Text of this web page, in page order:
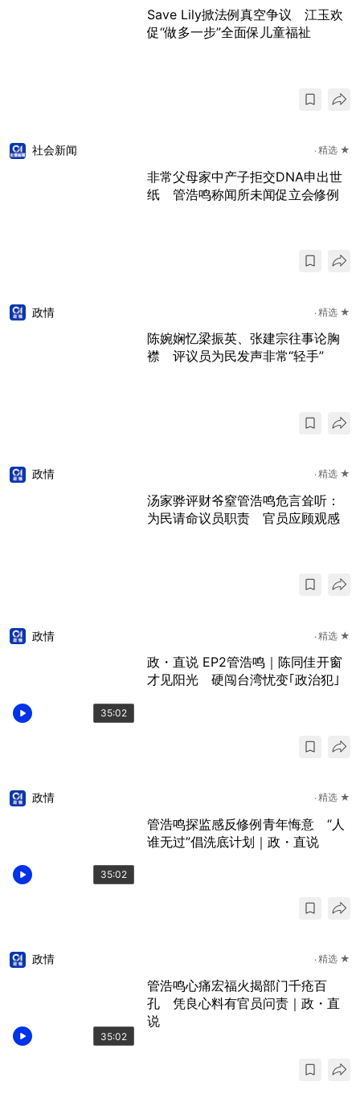
Save Lily掀法例真空争议 江玉欢
促“做多一步”全面保儿童福祉
社会新闻 精选 ★
非常父母家中产子拒交DNA申出世
纸 管浩鸣称闻所未闻促立会修例
政情 精选 ★
陈婉娴忆梁振英、张建宗往事论胸
襟 评议员为民发声非常“轻手”
政情 精选 ★
汤家骅评财爷窒管浩鸣危言耸听：
为民请命议员职责 官员应顾观感
35:02
政情 精选 ★
政・直说 EP2管浩鸣｜陈同佳开窗
才见阳光 硬闯台湾忧变｢政治犯｣
35:02
政情 精选 ★
管浩鸣探监感反修例青年悔意 “人
谁无过”倡洗底计划｜政・直说
35:02
政情 精选 ★
管浩鸣心痛宏福火揭部门千疮百
孔 凭良心料有官员问责｜政・直
说